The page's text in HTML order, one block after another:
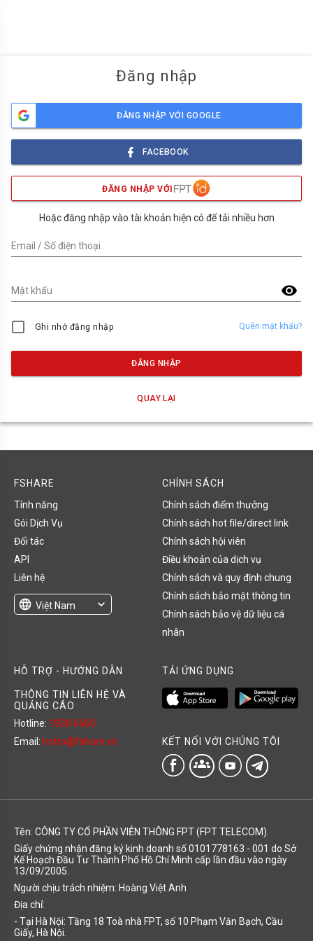
Đăng nhập
ĐĂNG NHẬP VỚI GOOGLE
FACEBOOK
ĐĂNG NHẬP VỚI
Hoặc đăng nhập vào tài khoản hiện có để tải nhiều hơn
Email / Số điện thoại
visibility
Mật khẩu
Ghi nhớ đăng nhập Quên mật khẩu?
ĐĂNG NHẬP
QUAY LẠI
FSHARE
Tính năng
Gói Dịch Vụ
Đối tác
API
Liên hệ
language Việt Nam
expand_more
CHÍNH SÁCH
Chính sách điểm thưởng
Chính sách hot file/direct link
Chính sách hội viên
Điều khoản của dịch vụ
Chính sách và quy định chung
Chính sách bảo mật thông tin
Chính sách bảo vệ dữ liệu cá
nhân
HỖ TRỢ - HƯỚNG DẪN
THÔNG TIN LIÊN HỆ VÀ
QUẢNG CÁO
Hotline: 1900 6600
Email: hotro@fshare.vn
TẢI ỨNG DỤNG
KẾT NỐI VỚI CHÚNG TÔI
groups
Tên: CÔNG TY CỔ PHẦN VIỄN THÔNG FPT (FPT TELECOM).
Giấy chứng nhận đăng ký kinh doanh số 0101778163 - 001 do Sở
Kế Hoạch Đầu Tư Thành Phố Hồ Chí Minh cấp lần đầu vào ngày
13/09/2005.
Người chịu trách nhiệm: Hoàng Việt Anh
Địa chỉ:
- Tại Hà Nội: Tầng 18 Toà nhà FPT, số 10 Phạm Văn Bạch, Cầu
Giấy, Hà Nội.